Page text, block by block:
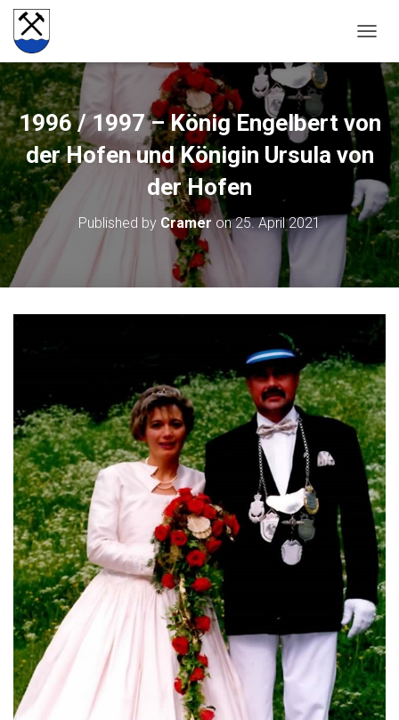
1996 / 1997 – König Engelbert von
der Hofen und Königin Ursula von
der Hofen
Published by Crameron25. April 2021